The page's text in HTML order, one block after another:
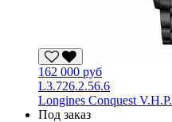
162 000 руб
L3.726.2.56.6
Longines Conquest V.H.P.
Под заказ